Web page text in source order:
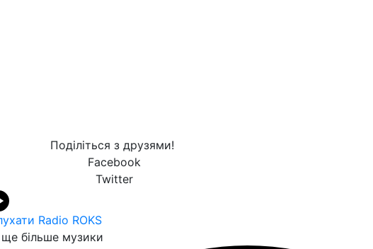
Поділіться з друзями!
Facebook
Twitter
Radio ROKS
ще більше музики